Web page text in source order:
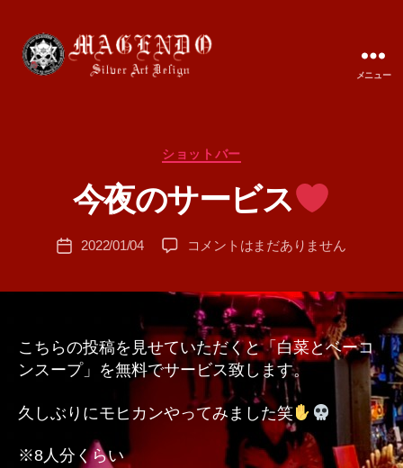
メニュー
カ
ショットバー
今夜のサービス
作
成
者
T
A
投
2022/01/04
今
サ
ー
ビ
ス
へ
の
コメントはまだありません
こちらの投稿を見せていただくと「白菜とベーコ
ンスープ」を無料でサービス致します。
久しぶりにモヒカンやってみました笑
※8人分くらい